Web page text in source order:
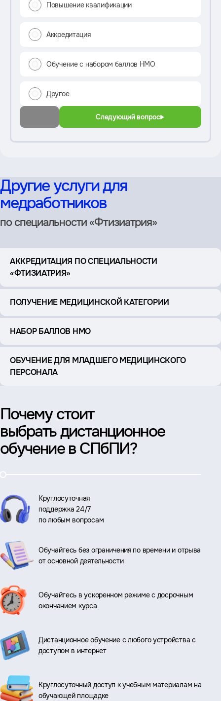
Повышение квалификации
Аккредитация
Обучение с набором баллов НМО
Другое
Следующий вопрос
Другие услуги для
медработников
по специальности «Фтизиатрия»
АККРЕДИТАЦИЯ ПО СПЕЦИАЛЬНОСТИ
«ФТИЗИАТРИЯ»
ПОЛУЧЕНИЕ МЕДИЦИНСКОЙ КАТЕГОРИИ
НАБОР БАЛЛОВ НМО
ОБУЧЕНИЕ ДЛЯ МЛАДШЕГО МЕДИЦИНСКОГО
ПЕРСОНАЛА
Почему стоит
выбрать дистанционное
обучение в СПбПИ?
Круглосуточная
поддержка 24/7
по любым вопросам
Обучайтесь без ограничения по времени и отрыва
от основной деятельности
Обучайтесь в ускоренном режиме с досрочным
окончанием курса
Дистанционное обучение с любого устройства с
доступом в интернет
Круглосуточный доступ к учебным материалам на
обучающей площадке